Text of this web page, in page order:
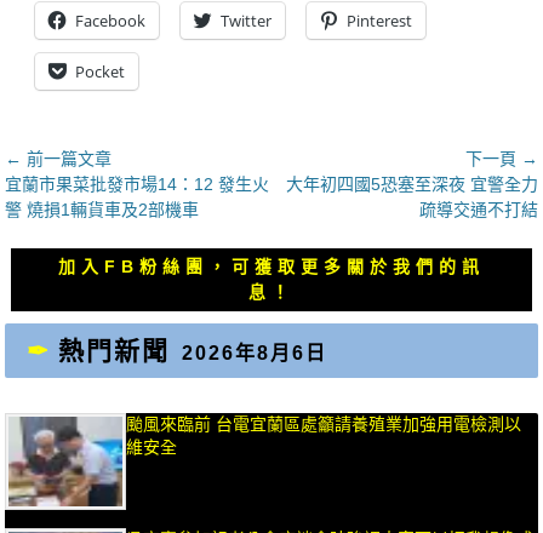
Facebook Twitter Pinterest
Pocket
文
章
導
覽
← 前一篇文章
上
一
宜蘭市果菜批發市場14：12 發生火
警 燒損1輛貨車及2部機車
下一頁 →
下
文
章：
大年初四國5恐塞至深夜 宜警全力
疏導交通不打結
加入FB粉絲團，可獲取更多關於我們的訊
息！
熱門新聞 2026年8月6日
颱風來臨前 台電宜蘭區處籲請養殖業加強用電檢測以
維安全